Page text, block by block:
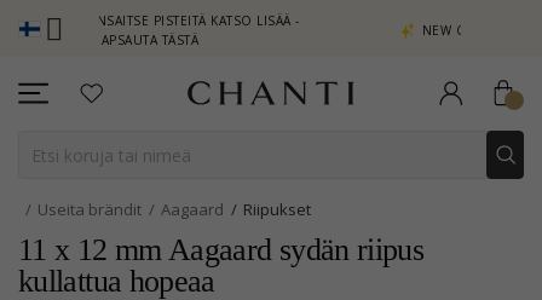
ANSAITSE PISTEITÄ KATSO LISÄÄ -
NAPSAUTA TÄSTÄ
NEW COLLECTION | AURA
Useita brändit Aagaard Riipukset
11 x 12 mm Aagaard sydän riipus
kullattua hopeaa